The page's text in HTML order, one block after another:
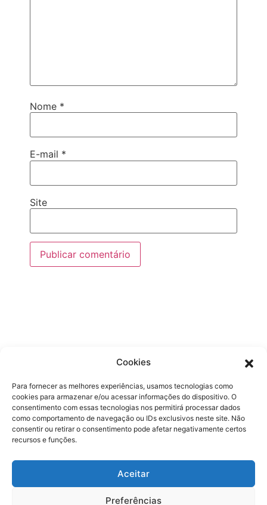
Cookies
Para fornecer as melhores experiências, usamos tecnologias como
cookies para armazenar e/ou acessar informações do dispositivo. O
consentimento com essas tecnologias nos permitirá processar dados
como comportamento de navegação ou IDs exclusivos neste site. Não
consentir ou retirar o consentimento pode afetar negativamente certos
recursos e funções.
Aceitar
Preferências
Nome *
E-mail *
Site
contato@zuccaerosa.com.br​